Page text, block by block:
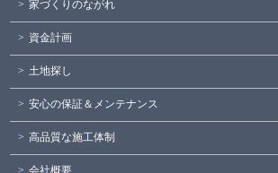
家づくりのながれ
資金計画
土地探し
安心の保証＆メンテナンス
高品質な施工体制